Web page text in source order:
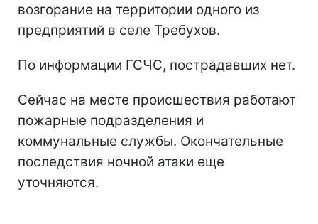
возгорание на территории одного из
предприятий в селе Требухов.
По информации ГСЧС, пострадавших нет.
Сейчас на месте происшествия работают
пожарные подразделения и
коммунальные службы. Окончательные
последствия ночной атаки еще
уточняются.